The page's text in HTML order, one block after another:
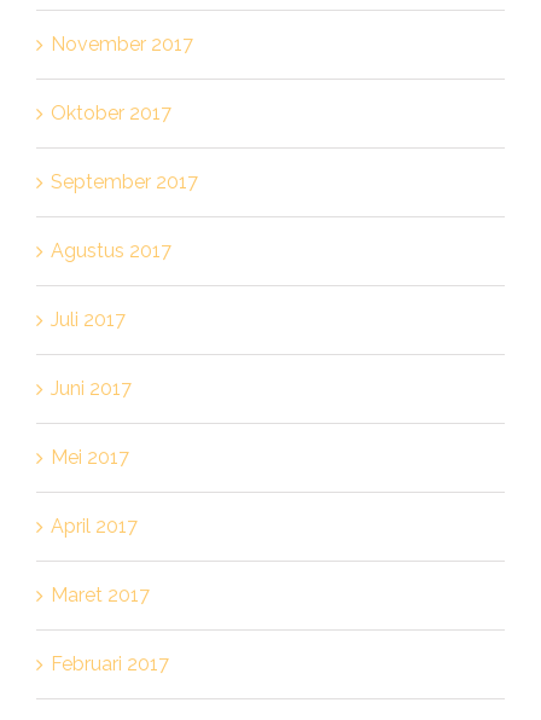
November 2017
Oktober 2017
September 2017
Agustus 2017
Juli 2017
Juni 2017
Mei 2017
April 2017
Maret 2017
Februari 2017